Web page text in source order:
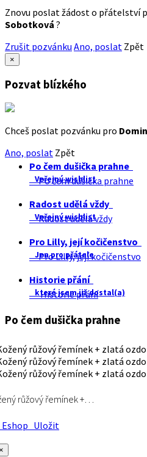
Znovu poslat žádost o přátelství
Sobotková ?
Zrušit pozvánku Ano, poslat Zpět
×
Pozvat blízkého
Chceš poslat pozvánku pro
Ano, poslat Zpět
Po čem dušička prahne
Veřejný wishlist
Po čem dušička prahne
Radost udělá vždy
Veřejný wishlist
Radost udělá vždy
Pro Lilly, její kočičenstvo
Jen pro přátele
Pro Lilly, její kočičenstvo
Historie přání
které jsem již dostal(a)
Historie přání
Po čem dušička prahne
růžový řemínek +…
Uložit